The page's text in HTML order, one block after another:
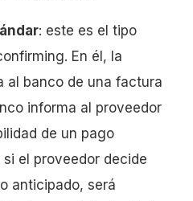
: este es el tipo
En él, la
al banco de una factura
informa al proveedor
de un pago
el proveedor decide
anticipado, será